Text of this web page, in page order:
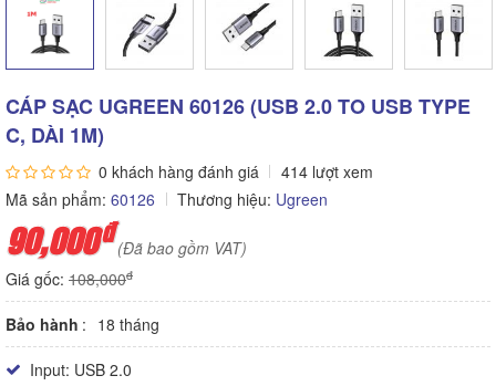
CÁP SẠC UGREEN 60126 (USB 2.0 TO USB TYPE
C, DÀI 1M)
0 khách hàng đánh giá
414 lượt xem
Mã sản phẩm: 60126 Thương hiệu: Ugreen
90,000đ (Đã bao gồm VAT)
Giá gốc: 108,000đ
Bảo hành 18 tháng
Input: USB 2.0